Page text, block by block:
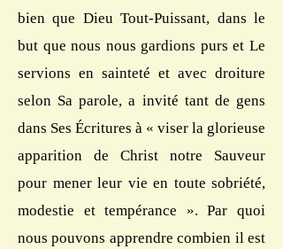
bien que Dieu Tout-Puissant, dans le
but que nous nous gardions purs et Le
servions en sainteté et avec droiture
selon Sa parole, a invité tant de gens
dans Ses Écritures à « viser la glorieuse
apparition de Christ notre Sauveur
pour mener leur vie en toute sobriété,
modestie et tempérance ». Par quoi
nous pouvons apprendre combien il est